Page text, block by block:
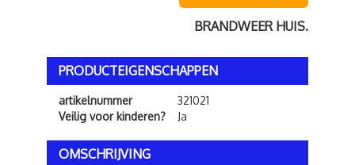
BRANDWEER HUIS.
PRODUCTEIGENSCHAPPEN
artikelnummer
321021
Veilig voor kinderen?
Ja
OMSCHRIJVING